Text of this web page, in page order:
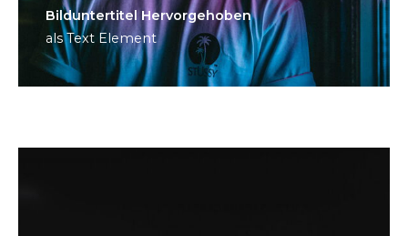
Bild­unter­titel Hervorgehoben
als Text Element